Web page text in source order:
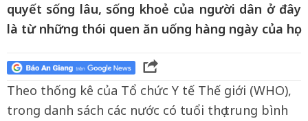
quyết sống lâu, sống khoẻ của người dân ở đây
là từ những thói quen ăn uống hàng ngày của họ.
Theo thống kê của Tổ chức Y tế Thế giới (WHO),
trong danh sách các nước có tuổi thọ trung bình